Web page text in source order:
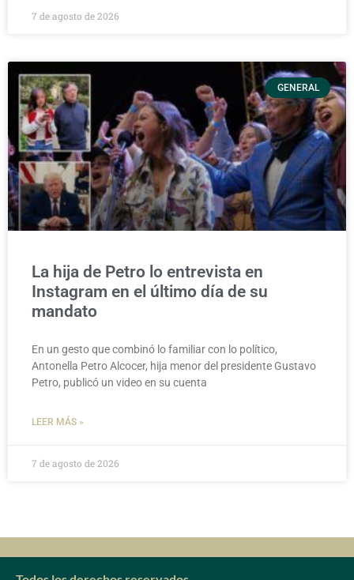
7 de agosto de 2026
GENERAL
La hija de Petro lo entrevista en
Instagram en el último día de su
mandato
En un gesto que combinó lo familiar con lo político,
Antonella Petro Alcocer, hija menor del presidente Gustavo
Petro, publicó un video en su cuenta
LEER MÁS »
7 de agosto de 2026